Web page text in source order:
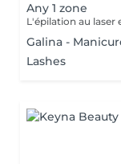
Any 1 zone
Galina -
Lashes